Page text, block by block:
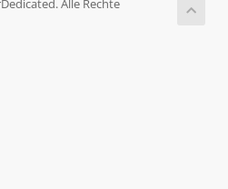
Alle Rechte